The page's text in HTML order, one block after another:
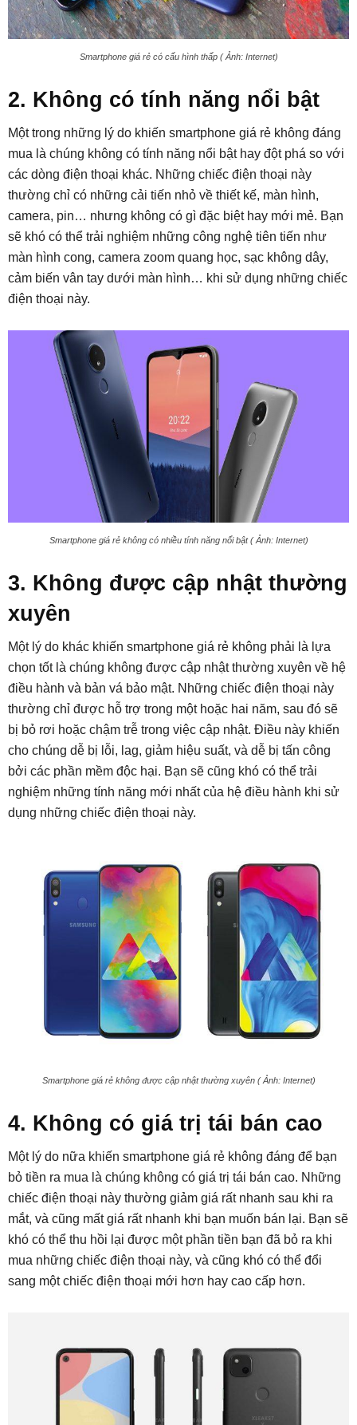
Smartphone giá rẻ có cấu hình thấp ( Ảnh: Internet)
2. Không có tính năng nổi bật
Một trong những lý do khiến smartphone giá rẻ không đáng
mua là chúng không có tính năng nổi bật hay đột phá so với
các dòng điện thoại khác. Những chiếc điện thoại này
thường chỉ có những cải tiến nhỏ về thiết kế, màn hình,
camera, pin… nhưng không có gì đặc biệt hay mới mẻ. Bạn
sẽ khó có thể trải nghiệm những công nghệ tiên tiến như
màn hình cong, camera zoom quang học, sạc không dây,
cảm biến vân tay dưới màn hình… khi sử dụng những chiếc
điện thoại này.
Smartphone giá rẻ không có nhiều tính năng nổi bật ( Ảnh: Internet)
3. Không được cập nhật thường
xuyên
Một lý do khác khiến smartphone giá rẻ không phải là lựa
chọn tốt là chúng không được cập nhật thường xuyên về hệ
điều hành và bản vá bảo mật. Những chiếc điện thoại này
thường chỉ được hỗ trợ trong một hoặc hai năm, sau đó sẽ
bị bỏ rơi hoặc chậm trễ trong việc cập nhật. Điều này khiến
cho chúng dễ bị lỗi, lag, giảm hiệu suất, và dễ bị tấn công
bởi các phần mềm độc hại. Bạn sẽ cũng khó có thể trải
nghiệm những tính năng mới nhất của hệ điều hành khi sử
dụng những chiếc điện thoại này.
Smartphone giá rẻ không được cập nhật thường xuyên ( Ảnh: Internet)
4. Không có giá trị tái bán cao
Một lý do nữa khiến smartphone giá rẻ không đáng để bạn
bỏ tiền ra mua là chúng không có giá trị tái bán cao. Những
chiếc điện thoại này thường giảm giá rất nhanh sau khi ra
mắt, và cũng mất giá rất nhanh khi bạn muốn bán lại. Bạn sẽ
khó có thể thu hồi lại được một phần tiền bạn đã bỏ ra khi
mua những chiếc điện thoại này, và cũng khó có thể đổi
sang một chiếc điện thoại mới hơn hay cao cấp hơn.